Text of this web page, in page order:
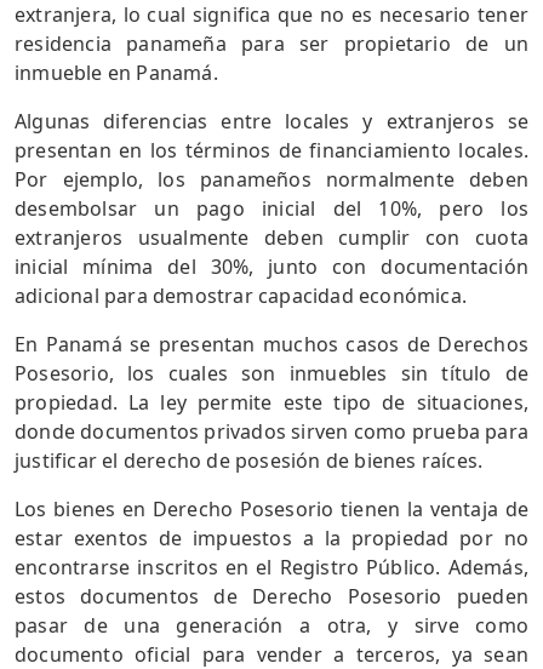
extranjera, lo cual significa que no es necesario tener
residencia panameña para ser propietario de un
inmueble en Panamá.
Algunas diferencias entre locales y extranjeros se
presentan en los términos de financiamiento locales.
Por ejemplo, los panameños normalmente deben
desembolsar un pago inicial del 10%, pero los
extranjeros usualmente deben cumplir con cuota
inicial mínima del 30%, junto con documentación
adicional para demostrar capacidad económica.
En Panamá se presentan muchos casos de Derechos
Posesorio, los cuales son inmuebles sin título de
propiedad. La ley permite este tipo de situaciones,
donde documentos privados sirven como prueba para
justificar el derecho de posesión de bienes raíces.
Los bienes en Derecho Posesorio tienen la ventaja de
estar exentos de impuestos a la propiedad por no
encontrarse inscritos en el Registro Público. Además,
estos documentos de Derecho Posesorio pueden
pasar de una generación a otra, y sirve como
documento oficial para vender a terceros, ya sean